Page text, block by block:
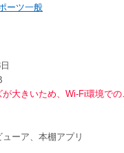
ーツ一般
大きいため、Wi-Fi環境で
ーア、本棚アプリ